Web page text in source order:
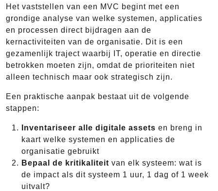
Het vaststellen van een MVC begint met een
grondige analyse van welke systemen, applicaties
en processen direct bijdragen aan de
kernactiviteiten van de organisatie. Dit is een
gezamenlijk traject waarbij IT, operatie en directie
betrokken moeten zijn, omdat de prioriteiten niet
alleen technisch maar ook strategisch zijn.
Een praktische aanpak bestaat uit de volgende
stappen:
Inventariseer alle digitale assets en breng in
kaart welke systemen en applicaties de
organisatie gebruikt
Bepaal de kritikaliteit van elk systeem: wat is
de impact als dit systeem 1 uur, 1 dag of 1 week
uitvalt?